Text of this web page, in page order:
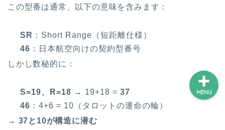
この型番は通常、以下の意味を含みます：
SR ：Short Range（短距離仕様）
46 ：日本航空向けの契約型番号
しかし数秘的に：
S=19、R=18 → 19+18 = 37
46 ：4+6 = 10（タロットの運命の輪）
→ 37と10が構造に潜む
MENU